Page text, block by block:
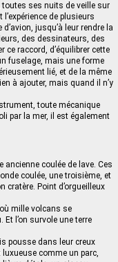
toutes ses nuits de veille sur
de plusieurs
jusqu’à leur rendre la
des dessinateurs, des
ce raccord, d’équilibrer cette
fuselage, mais une forme
lié, et de la même
à ajouter, mais quand il n’y
toute mécanique
par la mer, il est également
ancienne coulée de lave. Ces
coulée, une troisième, et
Point d’orgueilleux
mille volcans se
l’on survole une terre
pousse dans leur creux
comme un parc,